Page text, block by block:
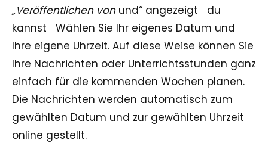
„Veröffentlichen vonund“ angezeigt
du
kannst
Wählen Sie Ihr eigenes Datum und
Ihre eigene Uhrzeit. Auf diese Weise können Sie
Ihre Nachrichten oder Unterrichtsstunden ganz
einfach für die kommenden Wochen planen.
Die Nachrichten werden automatisch zum
gewählten Datum und zur gewählten Uhrzeit
online gestellt.